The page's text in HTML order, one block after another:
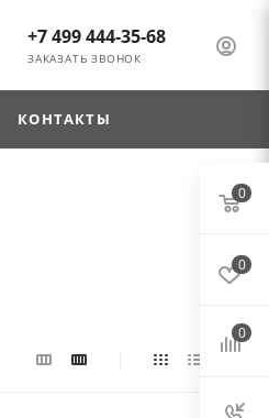
+7 499 444-35-68
ЗАКАЗАТЬ ЗВОНОК
КОНТАКТЫ
0
0
0